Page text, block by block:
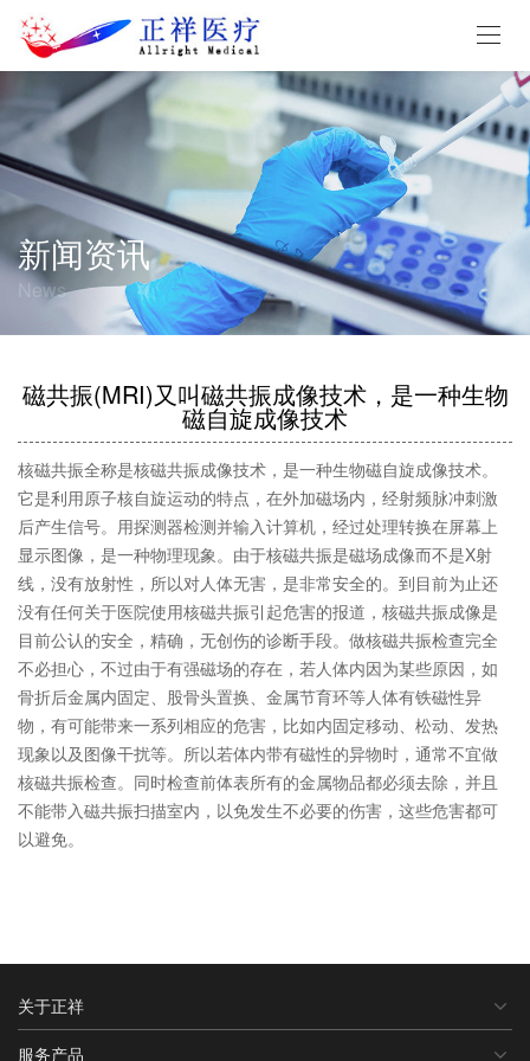
新闻资讯
News
磁共振(MRI)又叫磁共振成像技术，是一种生物
磁自旋成像技术
核磁共振全称是核磁共振成像技术，是一种生物磁自旋成像技术。
它是利用原子核自旋运动的特点，在外加磁场内，经射频脉冲刺激
后产生信号。用探测器检测并输入计算机，经过处理转换在屏幕上
显示图像，是一种物理现象。由于核磁共振是磁场成像而不是X射
线，没有放射性，所以对人体无害，是非常安全的。到目前为止还
没有任何关于医院使用核磁共振引起危害的报道，核磁共振成像是
目前公认的安全，精确，无创伤的诊断手段。做核磁共振检查完全
不必担心，不过由于有强磁场的存在，若人体内因为某些原因，如
骨折后金属内固定、股骨头置换、金属节育环等人体有铁磁性异
物，有可能带来一系列相应的危害，比如内固定移动、松动、发热
现象以及图像干扰等。所以若体内带有磁性的异物时，通常不宜做
核磁共振检查。同时检查前体表所有的金属物品都必须去除，并且
不能带入磁共振扫描室内，以免发生不必要的伤害，这些危害都可
以避免。
关于正祥
服务产品